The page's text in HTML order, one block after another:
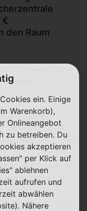
€
den Raum
Unterversorgung
Tarife
sich die Realität
entkoppelt
mit schnellem
möglich) zeigt dir,
in der letzten Zeit
dass
erreicht wird).
ein. Einige
Warenkorb),
Onlineangebot
zu betreiben. Du
akzeptieren
per Klick auf
ablehnen
aufrufen und
abwählen
Nähere